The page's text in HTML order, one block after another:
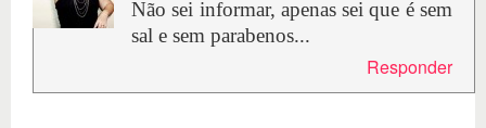
Não sei informar, apenas sei que é sem
sal e sem parabenos...
Responder